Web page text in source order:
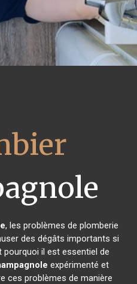
, les problèmes de plomberie
des dégâts importants si
il est essentiel de
expérimenté et
ces problèmes de manière